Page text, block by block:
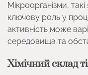
Мікроорганізми, такі
ключову роль у
активність може
середовища та
Хімічний склад